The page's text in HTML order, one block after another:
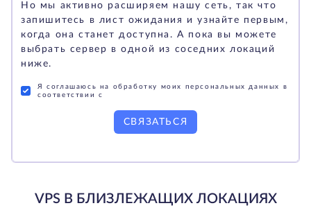
Но мы активно расширяем нашу сеть, так что
запишитесь в лист ожидания и узнайте первым,
когда она станет доступна. А пока вы можете
выбрать сервер в одной из соседних локаций
ниже.
Я соглашаюсь на обработку моих персональных данных в
соответствии с
СВЯЗАТЬСЯ
VPS В БЛИЗЛЕЖАЩИХ ЛОКАЦИЯХ